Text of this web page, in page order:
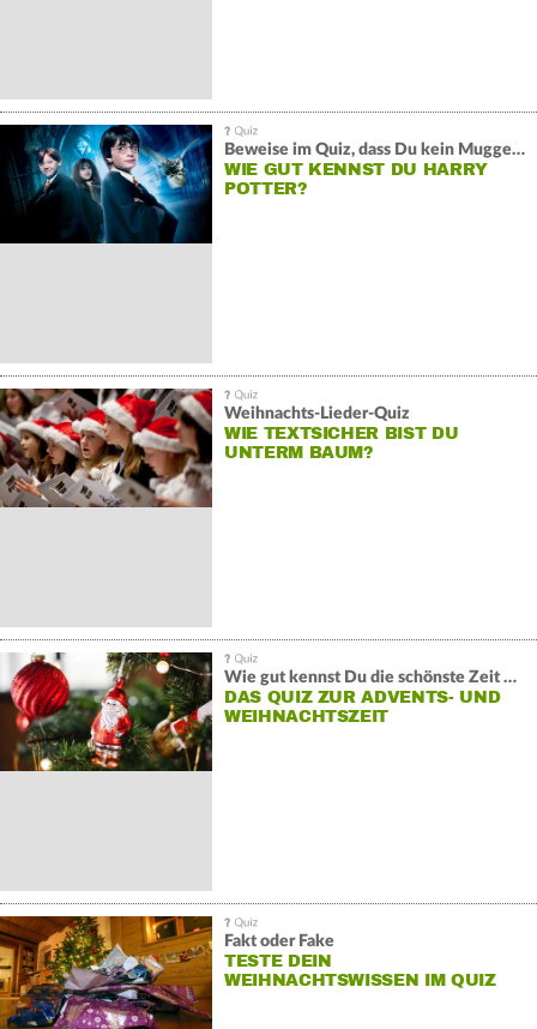
Beweise im Quiz, dass Du kein Muggel bist
WIE GUT KENNST DU HARRY
POTTER?
Weihnachts-Lieder-Quiz
WIE TEXTSICHER BIST DU
UNTERM BAUM?
Wie gut kennst Du die schönste Zeit des Winters?
DAS QUIZ ZUR ADVENTS- UND
WEIHNACHTSZEIT
Fakt oder Fake
TESTE DEIN
WEIHNACHTSWISSEN IM QUIZ